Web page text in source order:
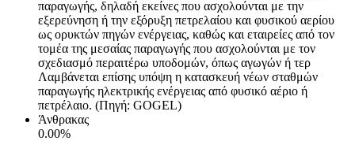
παραγωγής, δηλαδή εκείνες που ασχολούνται με την
εξερεύνηση ή την εξόρυξη πετρελαίου και φυσικού αερίου
ως ορυκτών πηγών ενέργειας, καθώς και εταιρείες από τον
τομέα της μεσαίας παραγωγής που ασχολούνται με τον
σχεδιασμό περαιτέρω υποδομών, όπως αγωγών ή τερ
Λαμβάνεται επίσης υπόψη η κατασκευή νέων σταθμών
παραγωγής ηλεκτρικής ενέργειας από φυσικό αέριο ή
πετρέλαιο. (Πηγή: GOGEL)
Άνθρακας
0.00%